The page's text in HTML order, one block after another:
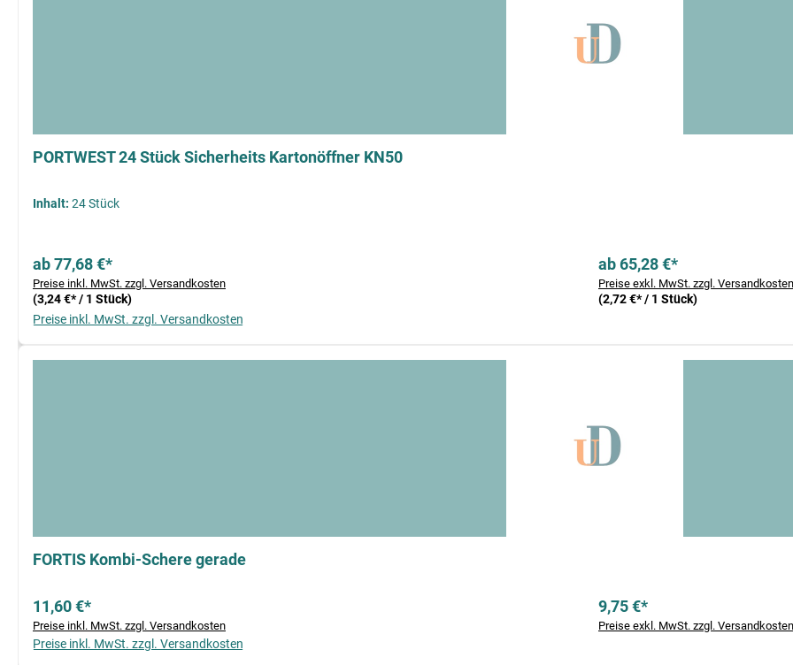
PORTWEST 24 Stück Sicherheits Kartonöffner KN50
Inhalt: 24 Stück
ab 77,68 €*
Preise inkl. MwSt. zzgl. Versandkosten
(3,24 €* / 1 Stück)
ab 65,28 €*
Preise exkl. MwSt. zzgl. Versandkosten
(2,72 €* / 1 Stück)
Preise inkl. MwSt. zzgl. Versandkosten
FORTIS Kombi-Schere gerade
11,60 €*
Preise inkl. MwSt. zzgl. Versandkosten
9,75 €*
Preise exkl. MwSt. zzgl. Versandkosten
Preise inkl. MwSt. zzgl. Versandkosten